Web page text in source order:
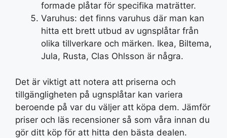
formade plåtar för specifika maträtter.
Varuhus: det finns varuhus där man kan
hitta ett brett utbud av ugnsplåtar från
olika tillverkare och märken. Ikea, Biltema,
Jula, Rusta, Clas Ohlsson är några.
Det är viktigt att notera att priserna och
tillgängligheten på ugnsplåtar kan variera
beroende på var du väljer att köpa dem. Jämför
priser och läs recensioner så som våra innan du
gör ditt köp för att hitta den bästa dealen.